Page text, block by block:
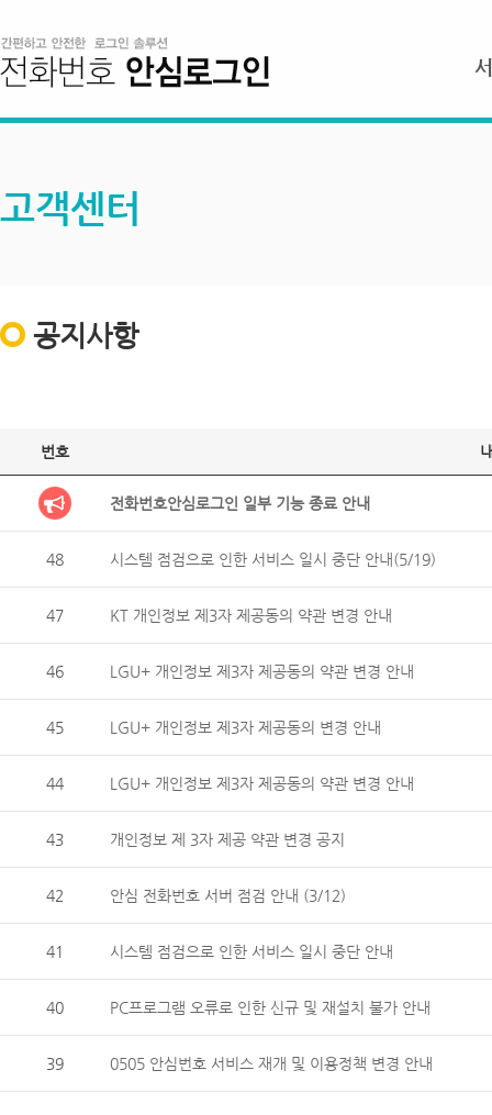
고객센터
공지사항
번호
전화번호안심로그인 일부 기능 종료 안내
48 시스템 점검으로 인한 서비스 일시 중단 안내(5/19)
47 KT 개인정보 제3자 제공동의 약관 변경 안내
46 LGU+ 개인정보 제3자 제공동의 약관 변경 안내
45 LGU+ 개인정보 제3자 제공동의 변경 안내
44 LGU+ 개인정보 제3자 제공동의 약관 변경 안내
43 개인정보 제 3자 제공 약관 변경 공지
42 안심 전화번호 서버 점검 안내 (3/12)
41 시스템 점검으로 인한 서비스 일시 중단 안내
40 PC프로그램 오류로 인한 신규 및 재설치 불가 안내
39 0505 안심번호 서비스 재개 및 이용정책 변경 안내